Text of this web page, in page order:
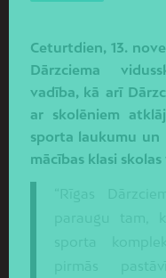
Ceturtdien, 13.
Dārzciema
vadība, kā arī
ar skolēniem
sporta laukumu un
mācības klasi